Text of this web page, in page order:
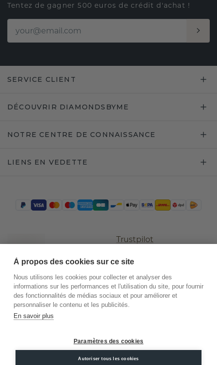
Tentez de gagner 500 euros de crédit d'achat !
SERVICE CLIENT
DÉCOUVRIR DIAMONDSBYME
NOTRE CENTRE DE CONNAISSANCE
LIENS EN VEDETTE
Trustpilot
.DiamondsByMe
Conditions
Confidentialité
Mentions
À propos des cookies sur ce site
Nous utilisons les cookies pour collecter et analyser des
informations sur les performances et l'utilisation du site, pour fournir
des fonctionnalités de médias sociaux et pour améliorer et
personnaliser le contenu et les publicités.
En savoir plus
Paramètres des cookies
Autoriser tous les cookies